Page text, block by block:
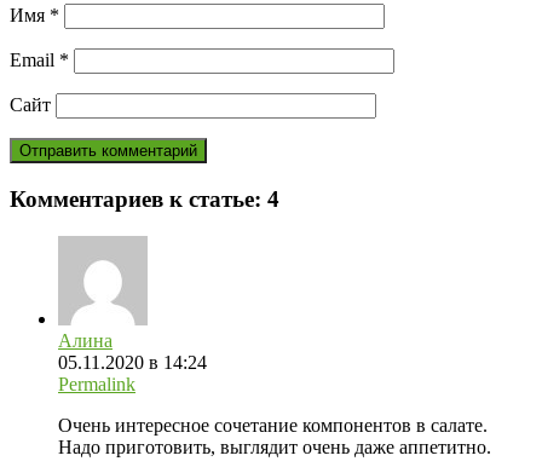
Имя *
Email *
Сайт
Комментариев к статье: 4
Алина
05.11.2020 в 14:24
Permalink
Очень интересное сочетание компонентов в салате.
Надо приготовить, выглядит очень даже аппетитно.